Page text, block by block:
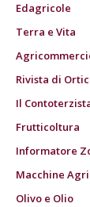
Edagricole
Terra e Vita
Rivista di
Il
Frutticoltura
Informatore
Macchine
Olivo e Olio